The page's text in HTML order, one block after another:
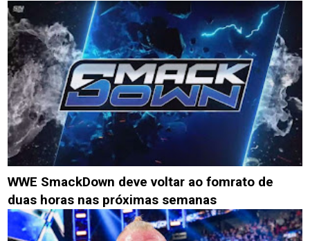
WWE SmackDown deve voltar ao fomrato de
duas horas nas próximas semanas